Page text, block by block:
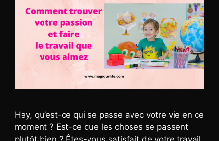
Hey, qu’est-ce qui se passe avec votre vie en ce
moment ? Est-ce que les choses se passent
plutôt bien ? Êtes-vous satisfait de votre travail